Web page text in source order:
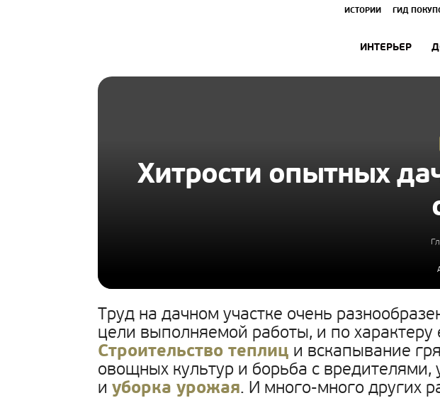
ИСТОРИИ ГИД
ИНТЕРЬЕР
Хитрости опытных
Труд на дачном участке очень
цели выполняемой работы, и по характеру
Строительство теплиц и вскапывание
овощных культур и борьба с вредителями,
и уборка урожая. И много-много других